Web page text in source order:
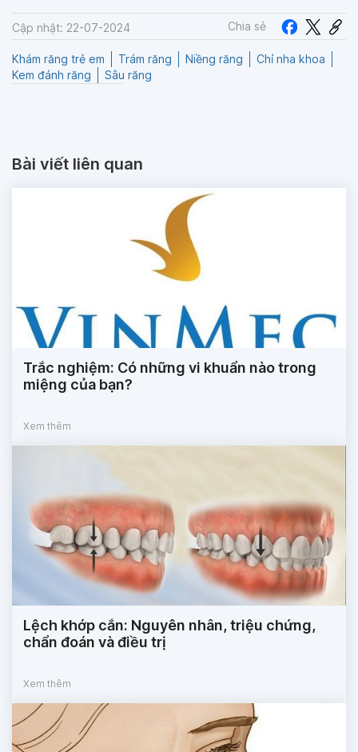
Cập nhật: 22-07-2024 Chia sẻ
Khám răng trẻ em Trám răng Niềng răng
Chỉ nha khoa
Kem đánh răng
Sâu răng
Bài viết liên quan
Trắc nghiệm: Có những vi khuẩn nào trong
miệng của bạn?
Xem thêm
Lệch khớp cắn: Nguyên nhân, triệu chứng,
chẩn đoán và điều trị
Xem thêm